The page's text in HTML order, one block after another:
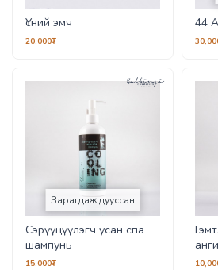
Үсний эмч
20,000₮
44
Зарагдаж дууссан
Сэрүүцүүлэгч усан спа
шампунь
15,000₮